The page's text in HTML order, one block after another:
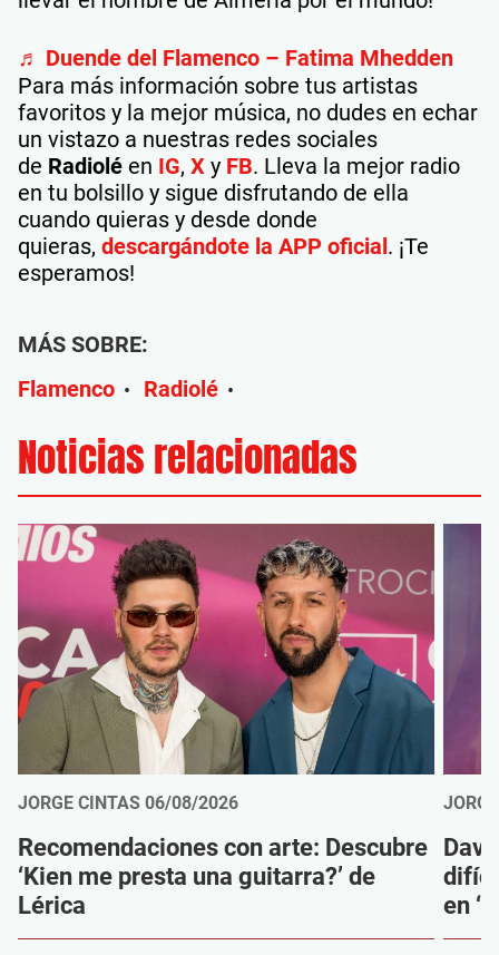
♬ Duende del Flamenco – Fatima Mhedden
Para más información sobre tus artistas
favoritos y la mejor música, no dudes en echar
un vistazo a nuestras redes sociales
de Radiolé en IG, X y FB. Lleva la mejor radio
en tu bolsillo y sigue disfrutando de ella
cuando quieras y desde donde
quieras, descargándote la APP oficial. ¡Te
esperamos!
MÁS SOBRE:
Flamenco • Radiolé •
Noticias relacionadas
JORGE CINTAS 06/08/2026
Recomendaciones con arte: Descubre
‘Kien me presta una guitarra?’ de
Lérica
en